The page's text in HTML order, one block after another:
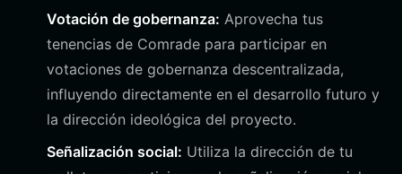
Votación de gobernanza: Aprovecha tus
tenencias de Comrade para participar en
votaciones de gobernanza descentralizada,
influyendo directamente en el desarrollo futuro y
la dirección ideológica del proyecto.
Señalización social: Utiliza la dirección de tu